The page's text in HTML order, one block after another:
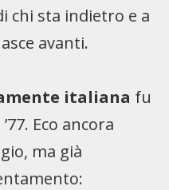
chi sta indietro e a
avanti.
italiana fu
Eco ancora
ma già